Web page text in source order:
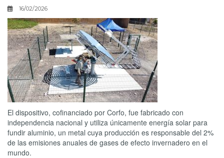
16/02/2026
El dispositivo, cofinanciado por Corfo, fue fabricado con
independencia nacional y utiliza únicamente energía solar para
fundir aluminio, un metal cuya producción es responsable del 2%
de las emisiones anuales de gases de efecto invernadero en el
mundo.